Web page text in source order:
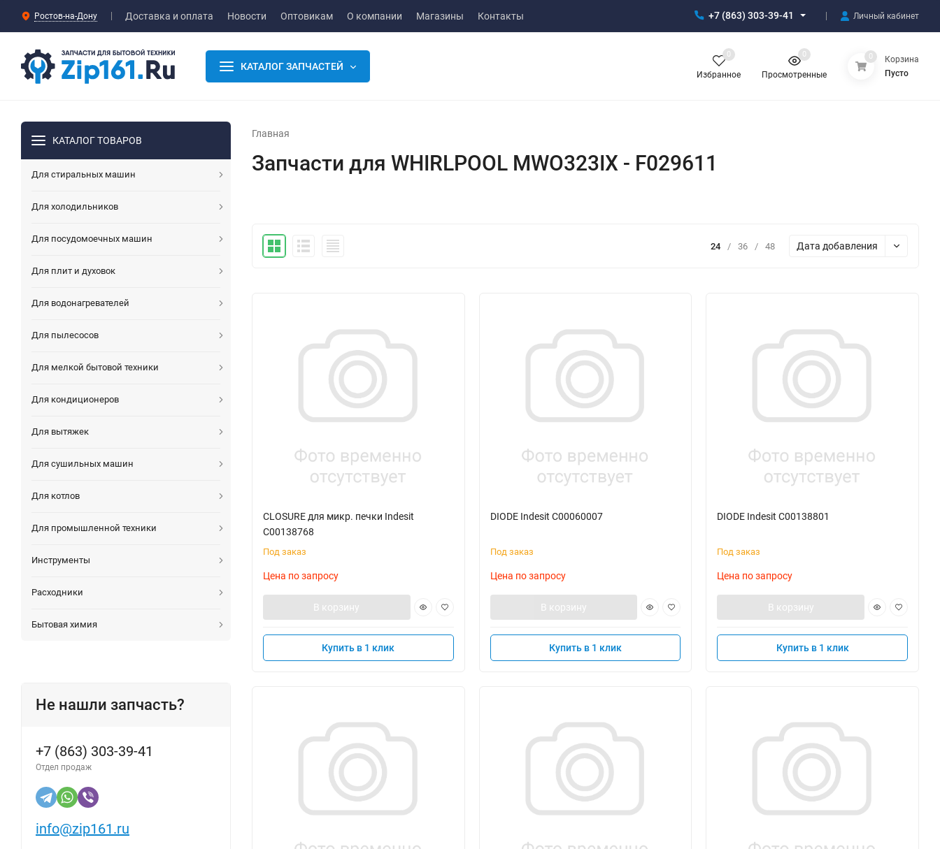
Ростов-на-Дону Доставка и оплата Новости Оптовикам О компании Магазины Контакты +7 (863) 303-39-41 Личный кабинет
КАТАЛОГ ЗАПЧАСТЕЙ
Избранное
0
Просмотренные
0 0
Корзина
Пусто
КАТАЛОГ ТОВАРОВ
Для стиральных машин
Для холодильников
Для посудомоечных машин
Для плит и духовок
Для водонагревателей
Для пылесосов
Для мелкой бытовой техники
Для кондиционеров
Для вытяжек
Для сушильных машин
Для котлов
Для промышленной техники
Инструменты
Расходники
Бытовая химия
Не нашли запчасть?
+7 (863) 303-39-41
Отдел продаж
info@zip161.ru
Главная
Запчасти для WHIRLPOOL MWO323IX - F029611
24 / 36 / 48 Дата добавления
CLOSURE для микр. печки Indesit
C00138768
Под заказ
Цена по запросу
В корзину
Купить в 1 клик
DIODE Indesit C00060007
Под заказ
Цена по запросу
В корзину
Купить в 1 клик
DIODE Indesit C00138801
Под заказ
Цена по запросу
В корзину
Купить в 1 клик